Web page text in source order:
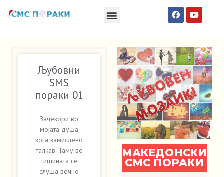
Љубовни
SMS
пораки 01
Зачекори во
мојата душа
кога замислено
талкав. Таму во
тишината се
слуша вечно
МАКЕДОНСКИ
СМС ПОРАКИ